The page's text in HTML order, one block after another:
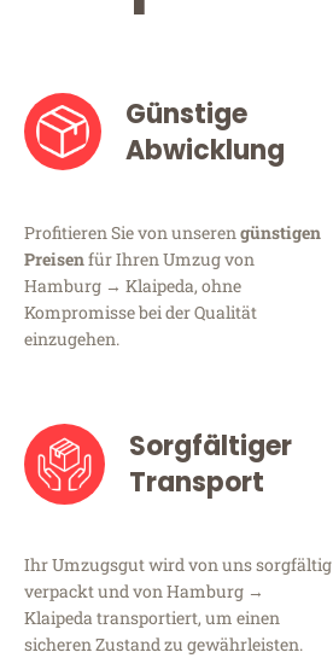
Günstige
Abwicklung
Profitieren Sie von unserengünstigen
Preisenfür Ihren Umzug von
Hamburg → Klaipeda, ohne
Kompromisse bei der Qualität
einzugehen.
Sorgfältiger
Transport
Ihr Umzugsgut wird von uns sorgfältig
verpackt und von Hamburg →
Klaipeda transportiert, um einen
sicheren Zustand zu gewährleisten.